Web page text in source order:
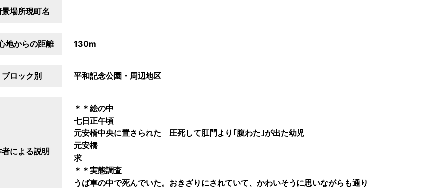
景場所現町名
地からの距離 130m
ブロック別 平和記念公園・周辺地区
者による説明
＊＊絵の中
七日正午頃
元安橋中央に置さられた 圧死して肛門より｢腹わた｣が出た幼児
元安橋
求
＊＊実態調査
うば車の中で死んでいた。おきざりにされていて、かわいそうに思いながらも通り